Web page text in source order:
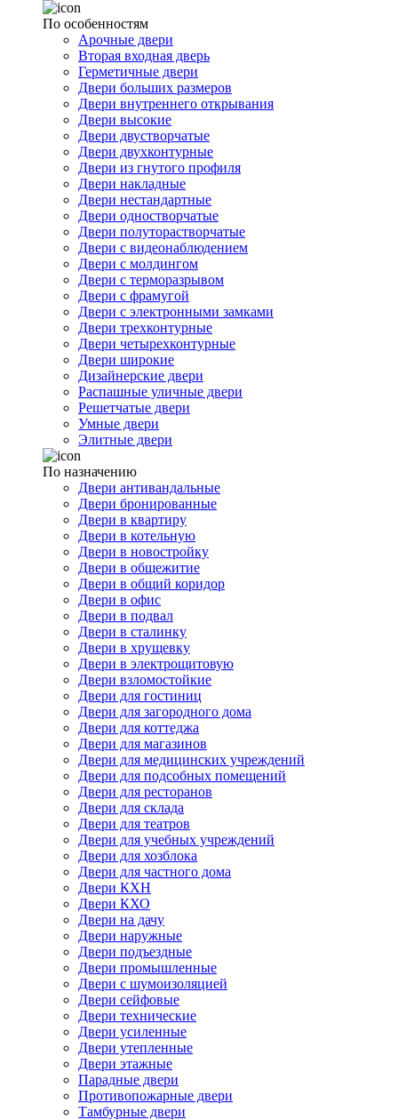
По особенностям
Арочные двери
Вторая входная дверь
Герметичные двери
Двери больших размеров
Двери внутреннего открывания
Двери высокие
Двери двустворчатые
Двери двухконтурные
Двери из гнутого профиля
Двери накладные
Двери нестандартные
Двери одностворчатые
Двери полуторастворчатые
Двери с видеонаблюдением
Двери с молдингом
Двери с терморазрывом
Двери с фрамугой
Двери с электронными замками
Двери трехконтурные
Двери четырехконтурные
Двери широкие
Дизайнерские двери
Распашные уличные двери
Решетчатые двери
Умные двери
Элитные двери
По назначению
Двери антивандальные
Двери бронированные
Двери в квартиру
Двери в котельную
Двери в новостройку
Двери в общежитие
Двери в общий коридор
Двери в офис
Двери в подвал
Двери в сталинку
Двери в хрущевку
Двери в электрощитовую
Двери взломостойкие
Двери для гостиниц
Двери для загородного дома
Двери для коттеджа
Двери для магазинов
Двери для медицинских учреждений
Двери для подсобных помещений
Двери для ресторанов
Двери для склада
Двери для театров
Двери для учебных учреждений
Двери для хозблока
Двери для частного дома
Двери КХН
Двери КХО
Двери на дачу
Двери наружные
Двери подъездные
Двери промышленные
Двери с шумоизоляцией
Двери сейфовые
Двери технические
Двери усиленные
Двери утепленные
Двери этажные
Парадные двери
Противопожарные двери
Тамбурные двери